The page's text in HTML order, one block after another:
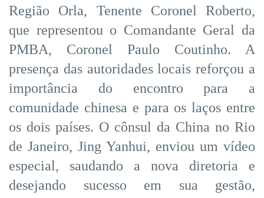
Região Orla, Tenente Coronel Roberto,
que representou o Comandante Geral da
PMBA, Coronel Paulo Coutinho. A
presença das autoridades locais reforçou a
importância do encontro para a
comunidade chinesa e para os laços entre
os dois países. O cônsul da China no Rio
de Janeiro, Jing Yanhui, enviou um vídeo
especial, saudando a nova diretoria e
desejando sucesso em sua gestão,